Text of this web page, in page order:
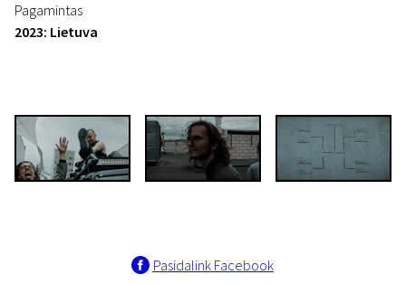
Pagamintas
2023: Lietuva
Pasidalink Facebook